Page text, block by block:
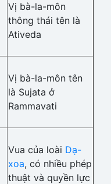
Vị bà-la-môn
thông thái tên là
Ativeda
Vị bà-la-môn tên
là Sujata ở
Rammavati
Vua của loài Dạ-
xoa, có nhiều phép
thuật và quyền lực